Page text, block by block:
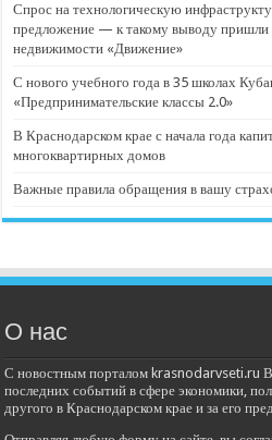
Спрос на технологическую
предложение — к такому выводу пришли
недвижимости «Движение»
С нового учебного года в 35 школах
«Предпринимательские классы 2.0»
В Краснодарском крае с начала года
многоквартирных домов
Важные правила обращения в вашу
О нас
С новостным порталом krasnodarvseti.ru
последних событий в сфере экономики,
другого в Краснодарском крае и за его